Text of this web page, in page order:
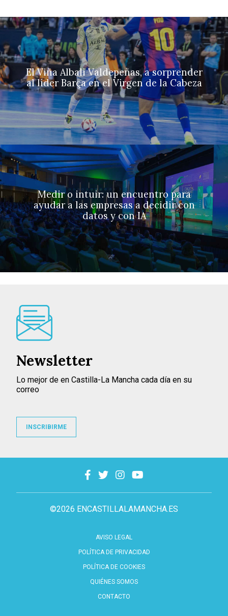
El Viña Albali Valdepeñas, a sorprender
al líder Barça en el Virgen de la Cabeza
Medir o intuir: un encuentro para
ayudar a las empresas a decidir con
datos y con IA
©2026 ENCASTILLALAMANCHA.ES
AVISO LEGAL
POLÍTICA DE PRIVACIDAD
POLÍTICA DE COOKIES
QUIÉNES SOMOS
CONTACTO
Newsletter
Lo mejor de en Castilla-La Mancha cada día en su
correo
INSCRIBIRME